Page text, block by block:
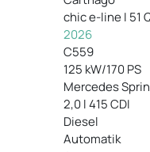
chic e-line I 51
2026
C559
125 kW/170 PS
Mercedes
2,0 l 415 CDI
Diesel
Automatik